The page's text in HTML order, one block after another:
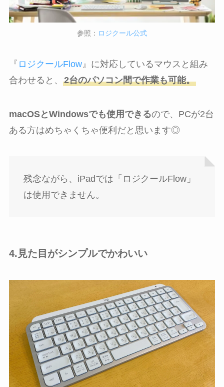
参照： ロジクール公式
『 ロジクールFlow』に対応しているマウスと組み
合わせると、 2台のパソコン間で作業も可能。
macOSとWindowsでも使用できるので、PCが2台
ある方はめちゃくちゃ便利だと思います◎
残念ながら、iPadでは「ロジクールFlow」
は使用できません。
4.見た目がシンプルでかわいい